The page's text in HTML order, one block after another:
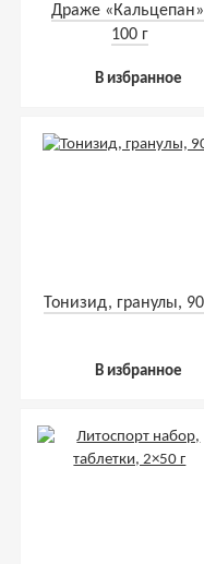
Драже
100 г
В избранное
Тонизид, гранулы,
В избранное